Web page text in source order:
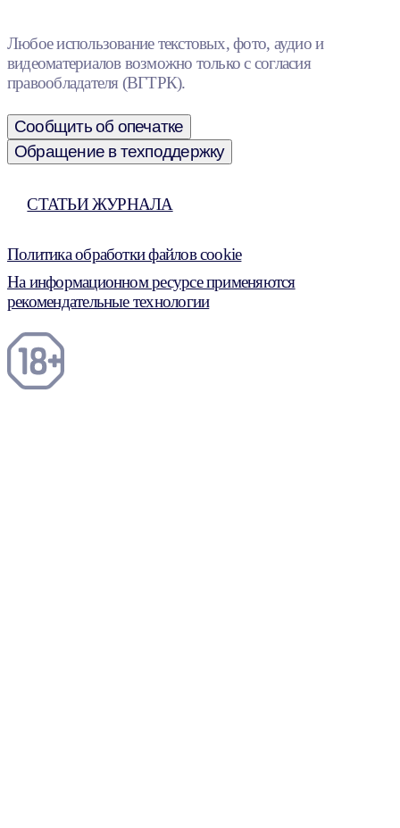
Любое использование текстовых, фото, аудио и
видеоматериалов возможно только с согласия
правообладателя (ВГТРК).
Сообщить об опечатке
Обращение в техподдержку
СТАТЬИ ЖУРНАЛА
Политика обработки файлов cookie
На информационном ресурсе применяются
рекомендательные технологии